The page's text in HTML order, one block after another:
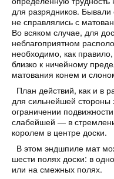
для разрядников.
не справлялись с
Во всяком случае, для
неблагоприятном
необходимо, как
близко к ничейному
матования конем и
План действий, как и в
для сильнейшей стороны
ограничении
слабейшей — в
королем в центре доски.
В этом эндшпиле мат
шести полях доски: в
или на смежных полях.